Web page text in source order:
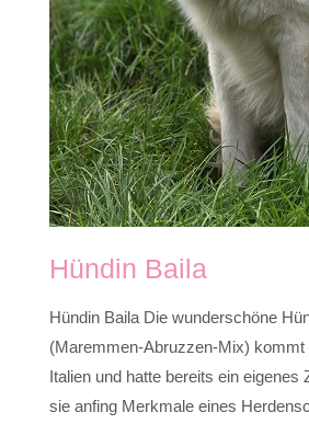
Hündin Baila
Hündin Baila Die wunderschöne
(Maremmen-Abruzzen-Mix) kommt
Italien und hatte bereits ein eigenes
sie anfing Merkmale eines